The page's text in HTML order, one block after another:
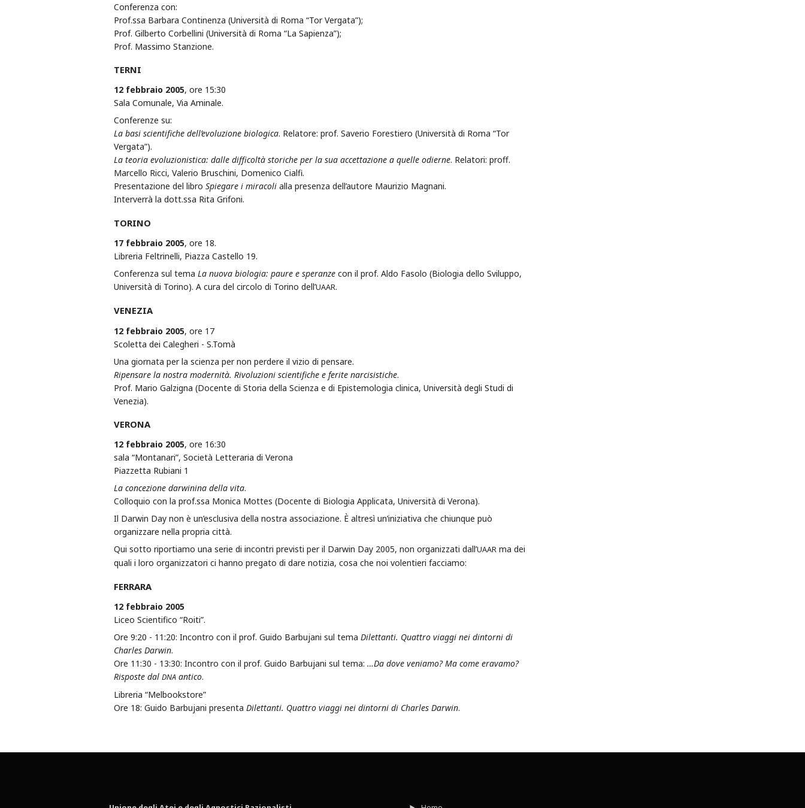
Conferenza con:
Prof.ssa Barbara Continenza (Università di Roma “Tor Vergata”);
Prof. Gilberto Corbellini (Università di Roma “La Sapienza”);
Prof. Massimo Stanzione.
TERNI
12 febbraio 2005, ore 15:30
Sala Comunale, Via Aminale.
Conferenze su:
La basi scientifiche dell’evoluzione biologica. Relatore: prof. Saverio Forestiero (Università di Roma “Tor
Vergata”).
La teoria evoluzionistica: dalle difficoltà storiche per la sua accettazione a quelle odierne. Relatori: proff.
Marcello Ricci, Valerio Bruschini, Domenico Cialfi.
Presentazione del libro Spiegare i miracoli alla presenza dell’autore Maurizio Magnani.
Interverrà la dott.ssa Rita Grifoni.
TORINO
17 febbraio 2005, ore 18.
Libreria Feltrinelli, Piazza Castello 19.
Conferenza sul tema La nuova biologia: paure e speranze con il prof. Aldo Fasolo (Biologia dello Sviluppo,
Università di Torino). A cura del circolo di Torino dell’UAAR.
VENEZIA
12 febbraio 2005, ore 17
Scoletta dei Calegheri - S.Tomà
Una giornata per la scienza per non perdere il vizio di pensare.
Ripensare la nostra modernità. Rivoluzioni scientifiche e ferite narcisistiche.
Prof. Mario Galzigna (Docente di Storia della Scienza e di Epistemologia clinica, Università degli Studi di
Venezia).
VERONA
12 febbraio 2005, ore 16:30
sala “Montanari”, Società Letteraria di Verona
Piazzetta Rubiani 1
La concezione darwinina della vita.
Colloquio con la prof.ssa Monica Mottes (Docente di Biologia Applicata, Università di Verona).
Il Darwin Day non è un’esclusiva della nostra associazione. È altresì un’iniziativa che chiunque può
organizzare nella propria città.
Qui sotto riportiamo una serie di incontri previsti per il Darwin Day 2005, non organizzati dall’UAAR ma dei
quali i loro organizzatori ci hanno pregato di dare notizia, cosa che noi volentieri facciamo:
FERRARA
12 febbraio 2005
Liceo Scientifico “Roiti”.
Ore 9:20 - 11:20: Incontro con il prof. Guido Barbujani sul tema Dilettanti. Quattro viaggi nei dintorni di
Charles Darwin.
Ore 11:30 - 13:30: Incontro con il prof. Guido Barbujani sul tema: …Da dove veniamo? Ma come eravamo?
Risposte dal DNA antico.
Libreria “Melbookstore”
Ore 18: Guido Barbujani presenta Dilettanti. Quattro viaggi nei dintorni di Charles Darwin.